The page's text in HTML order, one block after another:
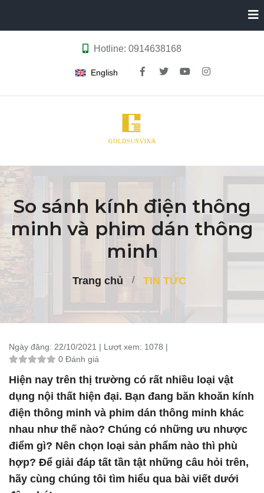
So sánh kính điện thông
minh và phim dán thông
minh
Trang chủ TIN TỨC
Ngày đăng: 22/10/2021 | Lượt xem: 1078 |
0 Đánh giá
Hiện nay trên thị trường có rất nhiều loại vật
dụng nội thất hiện đại. Bạn đang băn khoăn kính
điện thông minh và phim dán thông minh khác
nhau như thế nào? Chúng có những ưu nhược
điểm gì? Nên chọn loại sản phẩm nào thì phù
hợp? Để giải đáp tất tần tật những câu hỏi trên,
hãy cùng chúng tôi tìm hiểu qua bài viết dưới
Hotline: 0914638168
English